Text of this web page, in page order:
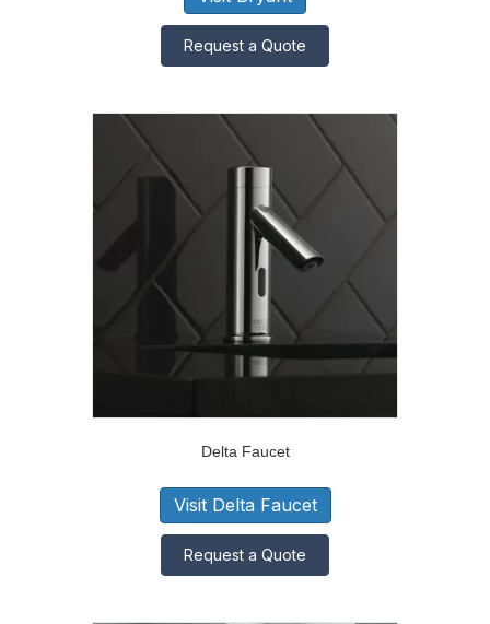
Request a Quote
Delta Faucet
Visit Delta Faucet
Request a Quote